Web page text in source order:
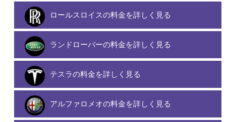
ロールスロイスの料金を詳しく見る
ランドローバーの料金を詳しく見る
テスラの料金を詳しく見る
アルファロメオの料金を詳しく見る